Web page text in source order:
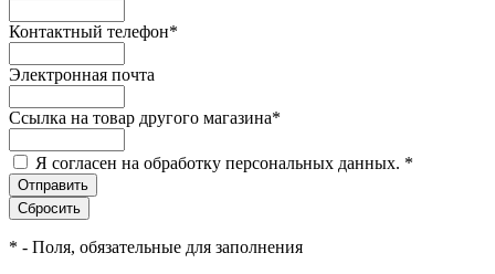
Контактный телефон*
Электронная почта
Ссылка на товар другого магазина*
Я согласен на обработку персональных данных. *
* - Поля, обязательные для заполнения